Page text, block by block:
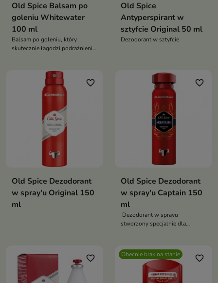
Old Spice Balsam po
goleniu Whitewater
100 ml
Balsam po goleniu, który
skutecznie łagodzi podrażnienia
Old Spice
Antyperspirant w
sztyfcie Original 50 ml
Dezodorant w sztyfcie
favorite_border
Old Spice Dezodorant
w spray'u Original 150
ml
favorite_border
Old Spice Dezodorant
w spray'u Captain 150
ml
Dezodorant w sprayu
stworzony specjalnie dla
favorite_border Obecnie brak na stanie favorite_border